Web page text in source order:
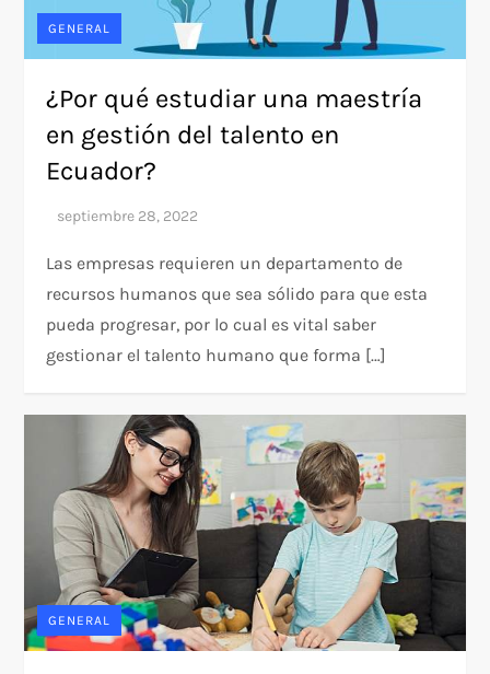
GENERAL
¿Por qué estudiar una maestría
en gestión del talento en
Ecuador?
Las empresas requieren un departamento de
recursos humanos que sea sólido para que esta
pueda progresar, por lo cual es vital saber
gestionar el talento humano que forma […]
GENERAL